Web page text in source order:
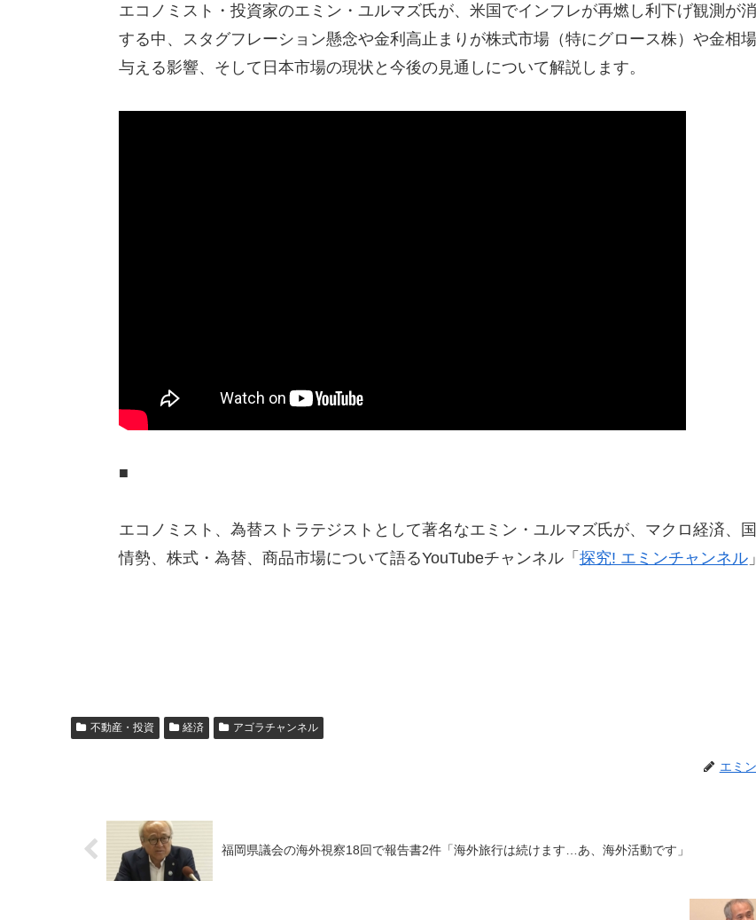
エコノミスト・投資家のエミン・ユルマズ氏が、米国でインフレが再燃し利下げ観測が
する中、スタグフレーション懸念や金利高止まりが株式市場（特にグロース株）や金相
与える影響、そして日本市場の現状と今後の見通しについて解説します。
■
エコノミスト、為替ストラテジストとして著名なエミン・ユルマズ氏が、マクロ経済、
情勢、株式・為替、商品市場について語るYouTubeチャンネル「 探究! エミンチャンネル
不動産・投資 経済 アゴラチャンネル
エミ
福岡県議会の海外視察18回で報告書2件「海外旅行は続けます…あ、海外活動です」